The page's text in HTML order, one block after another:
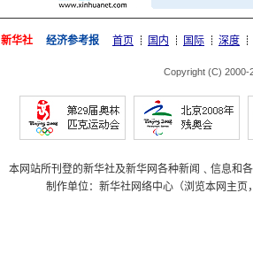
新华社 经济参考报 首页 国内 国际 深度
Copyright (C) 2000-
本网站所刊登的新华社及新华网各种新闻﹑信息和
制作单位：新华社网络中心（浏览本网主